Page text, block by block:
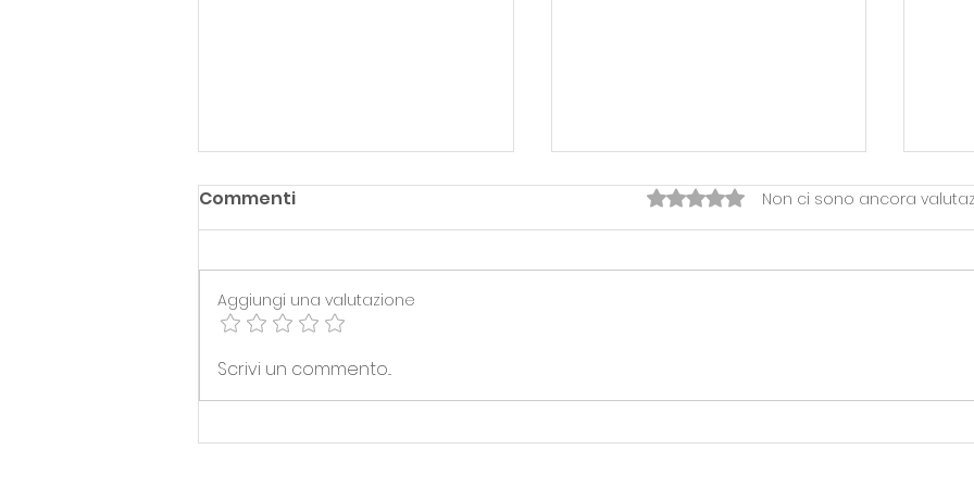
PROMO F > SiAMO IN SERIE
C
MARTELLAGO PER LA SERIE
Commenti Valutazione 0 stelle su 5.
Non ci sono ancora
Aggiungi una valutazione
Scrivi un commento...